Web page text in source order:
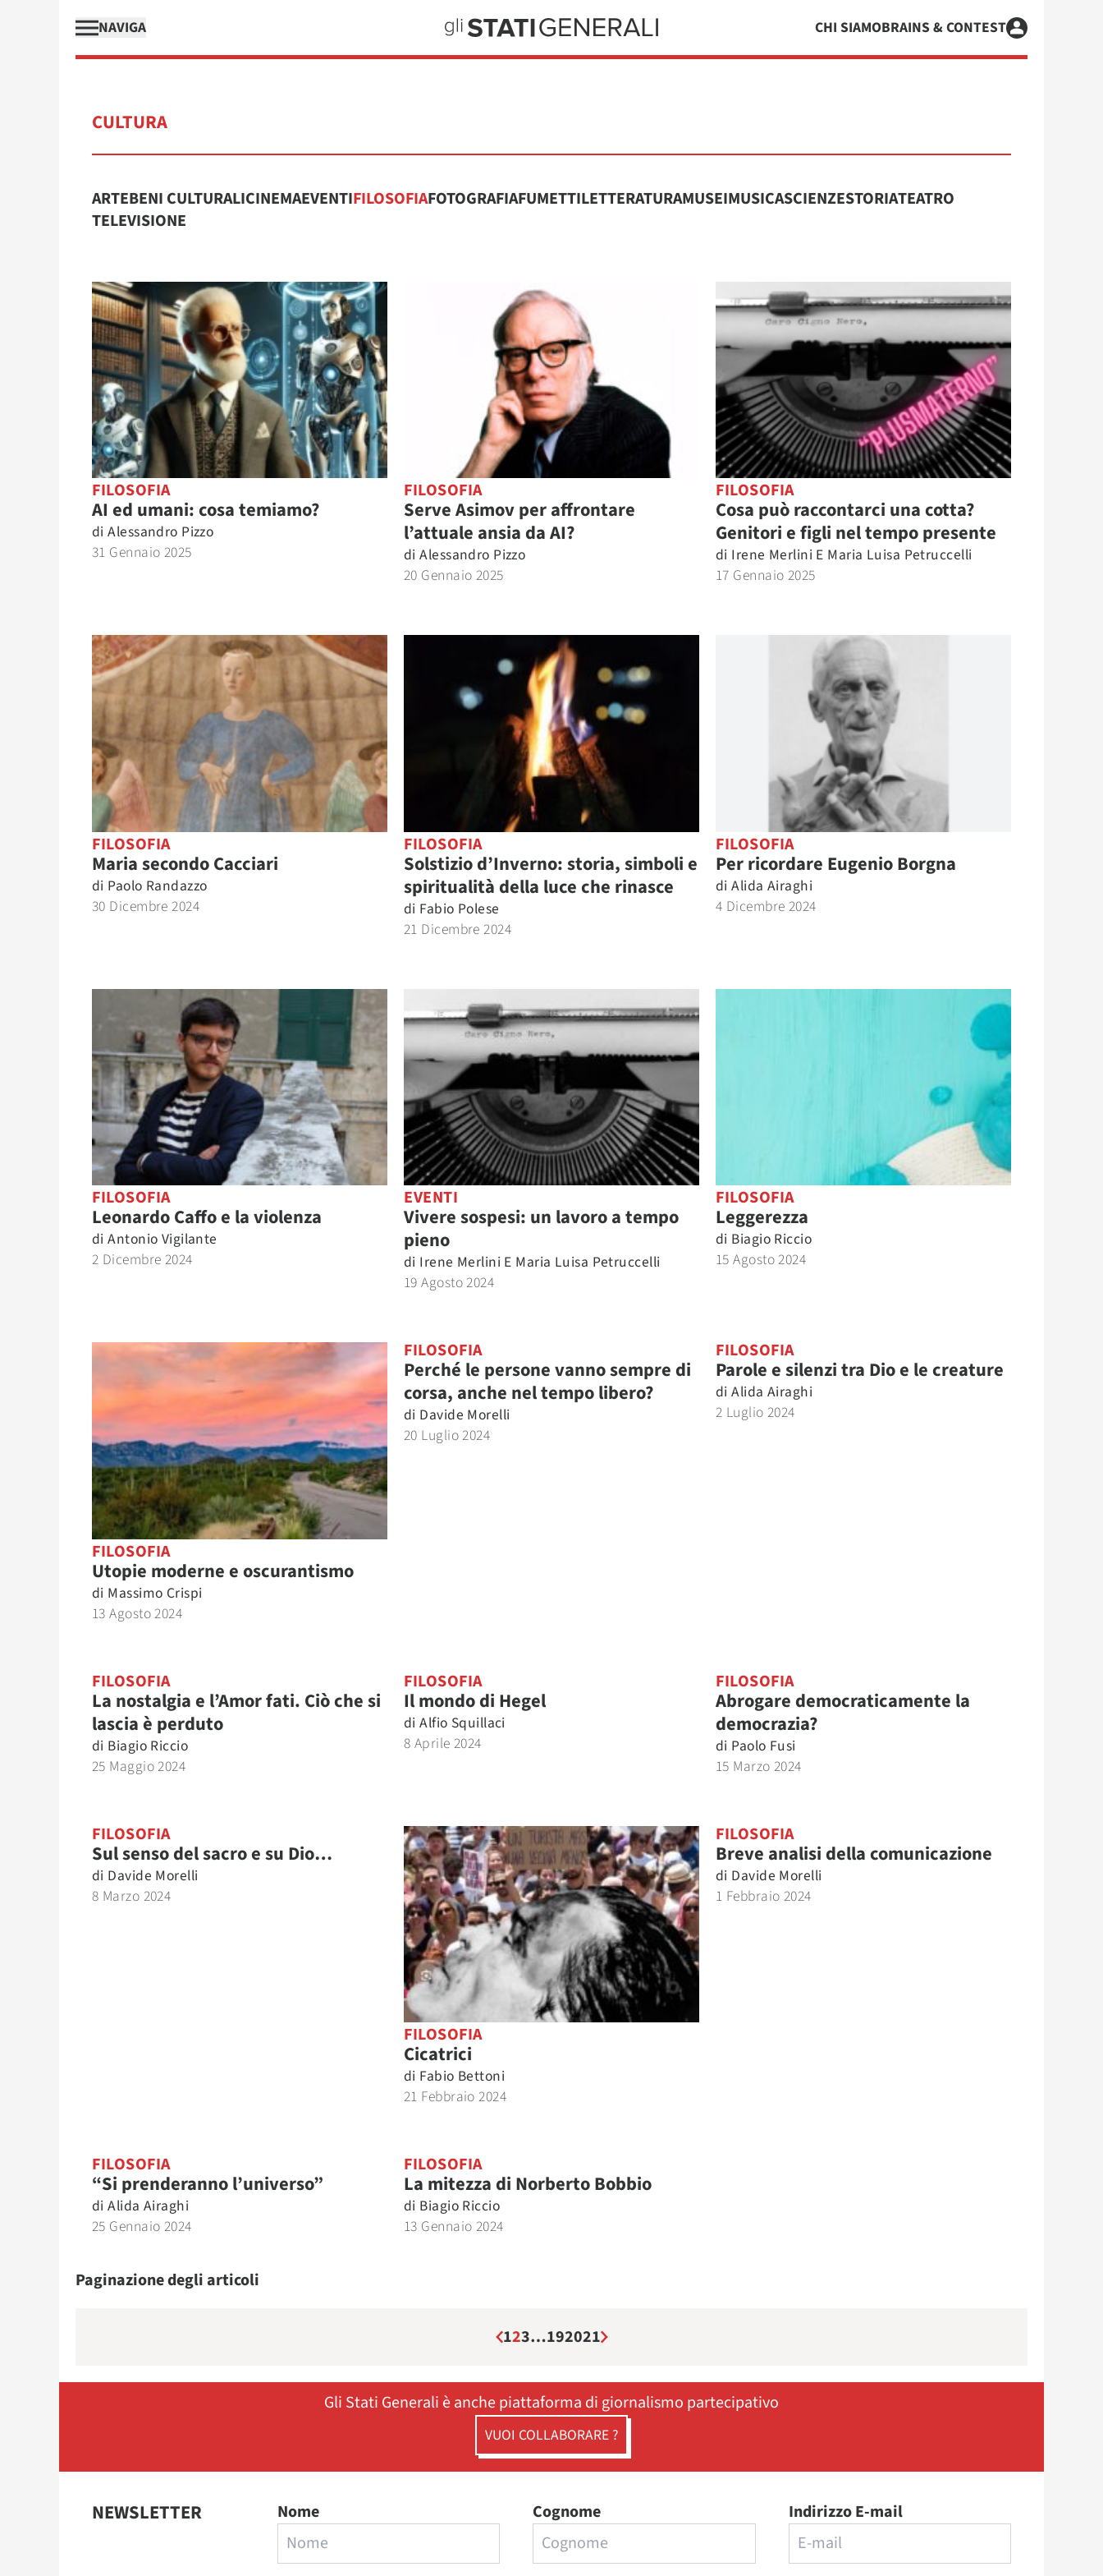
NAVIGA CHI SIAMOBRAINS & CONTEST
CULTURA
ARTEBENI CULTURALICINEMAEVENTIFILOSOFIAFOTOGRAFIAFUMETTILETTERATURAMUSEIMUSICASCIENZESTORIATEATRO
TELEVISIONE
FILOSOFIA
AI ed umani: cosa temiamo?
di Alessandro Pizzo
31 Gennaio 2025
FILOSOFIA
Serve Asimov per affrontare
l’attuale ansia da AI?
di Alessandro Pizzo
20 Gennaio 2025
FILOSOFIA
Cosa può raccontarci una cotta?
Genitori e figli nel tempo presente
di Irene Merlini E Maria Luisa Petruccelli
17 Gennaio 2025
FILOSOFIA
Maria secondo Cacciari
di Paolo Randazzo
30 Dicembre 2024
FILOSOFIA
Solstizio d’Inverno: storia, simboli e
spiritualità della luce che rinasce
di Fabio Polese
21 Dicembre 2024
FILOSOFIA
Per ricordare Eugenio Borgna
di Alida Airaghi
4 Dicembre 2024
FILOSOFIA
Leonardo Caffo e la violenza
di Antonio Vigilante
2 Dicembre 2024
EVENTI
Vivere sospesi: un lavoro a tempo
pieno
di Irene Merlini E Maria Luisa Petruccelli
19 Agosto 2024
FILOSOFIA
Leggerezza
di Biagio Riccio
15 Agosto 2024
FILOSOFIA
Utopie moderne e oscurantismo
di Massimo Crispi
13 Agosto 2024
FILOSOFIA
Perché le persone vanno sempre di
corsa, anche nel tempo libero?
di Davide Morelli
20 Luglio 2024
FILOSOFIA
Parole e silenzi tra Dio e le creature
di Alida Airaghi
2 Luglio 2024
FILOSOFIA
La nostalgia e l’Amor fati. Ciò che si
lascia è perduto
di Biagio Riccio
25 Maggio 2024
FILOSOFIA
Il mondo di Hegel
di Alfio Squillaci
8 Aprile 2024
FILOSOFIA
Abrogare democraticamente la
democrazia?
di Paolo Fusi
15 Marzo 2024
FILOSOFIA
Sul senso del sacro e su Dio…
di Davide Morelli
8 Marzo 2024
FILOSOFIA
Cicatrici
di Fabio Bettoni
21 Febbraio 2024
FILOSOFIA
Breve analisi della comunicazione
di Davide Morelli
1 Febbraio 2024
FILOSOFIA
“Si prenderanno l’universo”
di Alida Airaghi
25 Gennaio 2024
FILOSOFIA
La mitezza di Norberto Bobbio
di Biagio Riccio
13 Gennaio 2024
Paginazione degli articoli
123…192021
Gli Stati Generali è anche piattaforma di giornalismo partecipativo
VUOI COLLABORARE ?
NEWSLETTER Nome Cognome Indirizzo E-mail